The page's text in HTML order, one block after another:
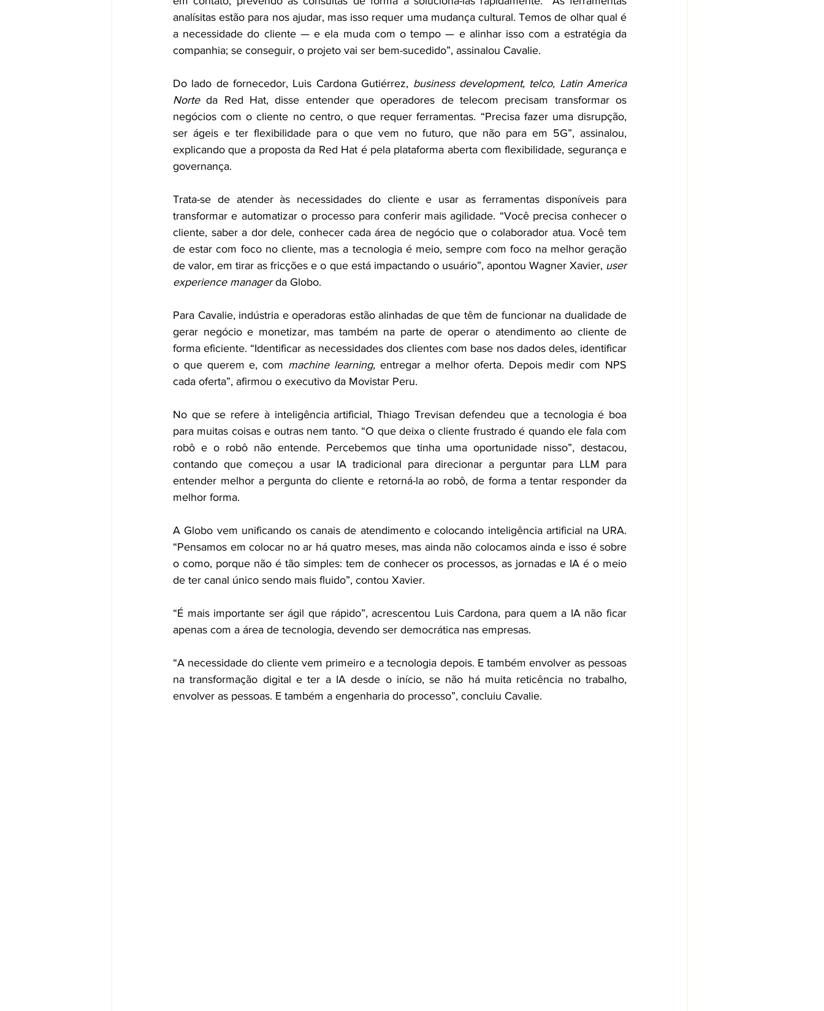
analísitas estão para nos ajudar, mas isso requer uma mudança cultural. Temos de olhar qual é
a necessidade do cliente — e ela muda com o tempo — e alinhar isso com a estratégia da
companhia; se conseguir, o projeto vai ser bem-sucedido”, assinalou Cavalie.
Do lado de fornecedor, Luis Cardona Gutiérrez, business development, telco, Latin America
Norte da Red Hat, disse entender que operadores de telecom precisam transformar os
negócios com o cliente no centro, o que requer ferramentas. “Precisa fazer uma disrupção,
ser ágeis e ter flexibilidade para o que vem no futuro, que não para em 5G”, assinalou,
explicando que a proposta da Red Hat é pela plataforma aberta com flexibilidade, segurança e
governança.
Trata-se de atender às necessidades do cliente e usar as ferramentas disponíveis para
transformar e automatizar o processo para conferir mais agilidade. “Você precisa conhecer o
cliente, saber a dor dele, conhecer cada área de negócio que o colaborador atua. Você tem
de estar com foco no cliente, mas a tecnologia é meio, sempre com foco na melhor geração
de valor, em tirar as fricções e o que está impactando o usuário”, apontou Wagner Xavier, user
experience manager da Globo.
Para Cavalie, indústria e operadoras estão alinhadas de que têm de funcionar na dualidade de
gerar negócio e monetizar, mas também na parte de operar o atendimento ao cliente de
forma eficiente. “Identificar as necessidades dos clientes com base nos dados deles, identificar
o que querem e, com machine learning, entregar a melhor oferta. Depois medir com NPS
cada oferta”, afirmou o executivo da Movistar Peru.
No que se refere à inteligência artificial, Thiago Trevisan defendeu que a tecnologia é boa
para muitas coisas e outras nem tanto. “O que deixa o cliente frustrado é quando ele fala com
robô e o robô não entende. Percebemos que tinha uma oportunidade nisso”, destacou,
contando que começou a usar IA tradicional para direcionar a perguntar para LLM para
entender melhor a pergunta do cliente e retorná-la ao robô, de forma a tentar responder da
melhor forma.
A Globo vem unificando os canais de atendimento e colocando inteligência artificial na URA.
“Pensamos em colocar no ar há quatro meses, mas ainda não colocamos ainda e isso é sobre
o como, porque não é tão simples: tem de conhecer os processos, as jornadas e IA é o meio
de ter canal único sendo mais fluido”, contou Xavier.
“É mais importante ser ágil que rápido”, acrescentou Luis Cardona, para quem a IA não ficar
apenas com a área de tecnologia, devendo ser democrática nas empresas.
“A necessidade do cliente vem primeiro e a tecnologia depois. E também envolver as pessoas
na transformação digital e ter a IA desde o início, se não há muita reticência no trabalho,
envolver as pessoas. E também a engenharia do processo”, concluiu Cavalie.